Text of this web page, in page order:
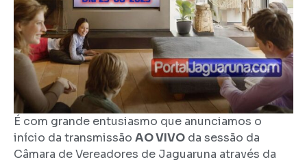
É com grande entusiasmo que anunciamos o
início da transmissão AO VIVO da sessão da
Câmara de Vereadores de Jaguaruna através da